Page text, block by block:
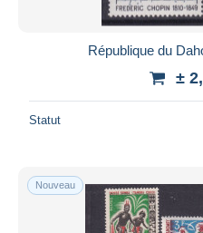
République du
±
Statut
Nouveau